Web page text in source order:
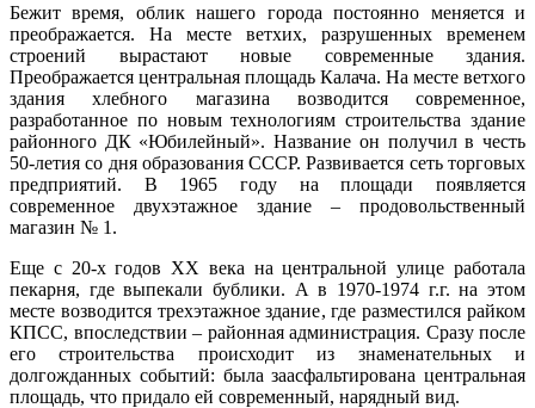
Бежит время, облик нашего города постоянно меняется и
преображается. На месте ветхих, разрушенных временем
строений вырастают новые современные здания.
Преображается центральная площадь Калача. На месте ветхого
здания хлебного магазина возводится современное,
разработанное по новым технологиям строительства здание
районного ДК «Юбилейный». Название он получил в честь
50-летия со дня образования СССР. Развивается сеть торговых
предприятий. В 1965 году на площади появляется
современное двухэтажное здание – продовольственный
магазин № 1.
Еще с 20-х годов XX века на центральной улице работала
пекарня, где выпекали бублики. А в 1970-1974 г.г. на этом
месте возводится трехэтажное здание, где разместился райком
КПСС, впоследствии – районная администрация. Сразу после
его строительства происходит из знаменательных и
долгожданных событий: была заасфальтирована центральная
площадь, что придало ей современный, нарядный вид.